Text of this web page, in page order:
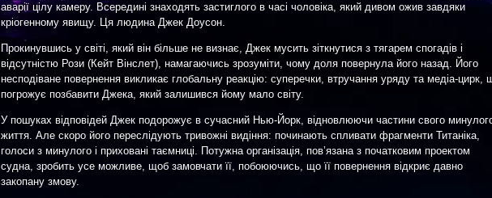
аварії цілу камеру. Всередині знаходять застиглого в часі чоловіка, який дивом ожив завдяки
кріогенному явищу. Ця людина Джек Доусон.
Прокинувшись у світі, який він більше не визнає, Джек мусить зіткнутися з тягарем спогадів і
відсутністю Рози (Кейт Вінслет), намагаючись зрозуміти, чому доля повернула його назад. Його
несподіване повернення викликає глобальну реакцію: суперечки, втручання уряду та медіа-цирк,
погрожує позбавити Джека, який залишився йому мало світу.
У пошуках відповідей Джек подорожує в сучасний Нью-Йорк, відновлюючи частини свого
життя. Але скоро його переслідують тривожні видіння: починають спливати фрагменти Титаніка,
голоси з минулого і приховані таємниці. Потужна організація, пов’язана з початковим проектом
судна, зробить усе можливе, щоб замовчати її, побоюючись, що її повернення відкриє давно
закопану змову.